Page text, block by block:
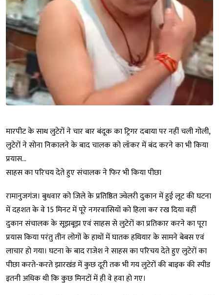
मारपीट के साथ लुटेरों ने चार बार बंदूक का ट्रिगर दबाया पर नहीं चली गोली,
लुटेरों ने सोना निकालने के बाद चालक को लॉकर में बंद करने का भी किया
प्रयास…
साहस का परिचय देते हुए संचालक ने फिर भी किया पीछा
रामानुजगंज। बुधवार को जिले के प्रतिष्ठित ज्वेलरी दुकान में हुई लूट की घटना
में दहशत के वे 15 मिनट में पूरे नगरवासियों को हिला कर रख दिया वहीं
दुकान संचालक के सूझबूझ एवं साहस से लुटेरों का प्रतिकार करने का पूरा
प्रयास किया परंतु तीन लोगों के हाथों में घातक हथियार के सामने बेबस एवं
लाचार हो गया। घटना के बाद राजेश ने साहस का परिचय देते हुए लुटेरों का
पीछा करते-करते झारखंड में कुछ दूरी तक भी गय लुटेरों की बाइक की स्पीड
इतनी अधिक थी कि कुछ मिनटों में ही वे हवा हो गए।